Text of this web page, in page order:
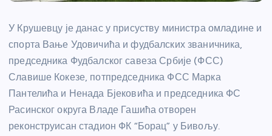
У Крушевцу је данас у присуству министра омладине и
спорта Вање Удовичића и фудбалских званичника,
председника Фудбалског савеза Србије (ФСС)
Славише Кокезе, потпредседника ФСС Марка
Пантелића и Ненада Бјековића и председника ФС
Расинског округа Владе Гашића отворен
реконструисан стадион ФК “Борац” у Бивољу.